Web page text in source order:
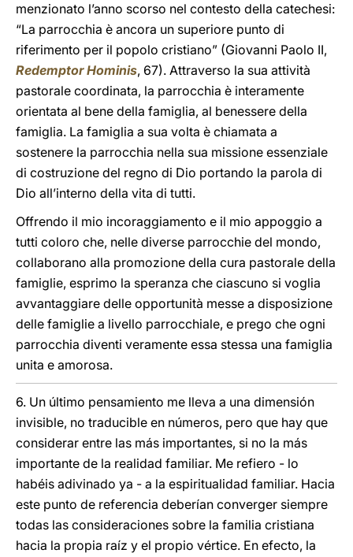
menzionato l’anno scorso nel contesto della catechesi:
“La parrocchia è ancora un superiore punto di
riferimento per il popolo cristiano” (Giovanni Paolo II,
Redemptor Hominis, 67). Attraverso la sua attività
pastorale coordinata, la parrocchia è interamente
orientata al bene della famiglia, al benessere della
famiglia. La famiglia a sua volta è chiamata a
sostenere la parrocchia nella sua missione essenziale
di costruzione del regno di Dio portando la parola di
Dio all’interno della vita di tutti.
Offrendo il mio incoraggiamento e il mio appoggio a
tutti coloro che, nelle diverse parrocchie del mondo,
collaborano alla promozione della cura pastorale della
famiglie, esprimo la speranza che ciascuno si voglia
avvantaggiare delle opportunità messe a disposizione
delle famiglie a livello parrocchiale, e prego che ogni
parrocchia diventi veramente essa stessa una famiglia
unita e amorosa.
6. Un último pensamiento me lleva a una dimensión
invisible, no traducible en números, pero que hay que
considerar entre las más importantes, si no la más
importante de la realidad familiar. Me refiero - lo
habéis adivinado ya - a la espiritualidad familiar. Hacia
este punto de referencia deberían converger siempre
todas las consideraciones sobre la familia cristiana
hacia la propia raíz y el propio vértice. En efecto, la